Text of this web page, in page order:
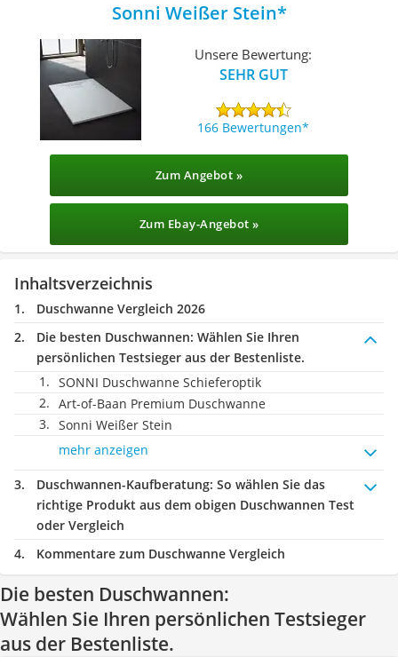
Sonni Weißer Stein
Unsere Bewertung:
SEHR GUT
166 Bewertungen
Zum Angebot »
Zum Ebay-Angebot »
Inhaltsverzeichnis
Duschwanne Vergleich 2026
Die besten Duschwannen: Wählen Sie Ihren
persönlichen Testsieger aus der Bestenliste.
SONNI Duschwanne Schieferoptik
Art-of-Baan Premium Duschwanne
Sonni Weißer Stein
mehr anzeigen
Duschwannen-Kaufberatung: So wählen Sie das
richtige Produkt aus dem obigen Duschwannen Test
oder Vergleich
Kommentare zum Duschwanne Vergleich
Die besten Duschwannen:
Wählen Sie Ihren persönlichen Testsieger
aus der Bestenliste.